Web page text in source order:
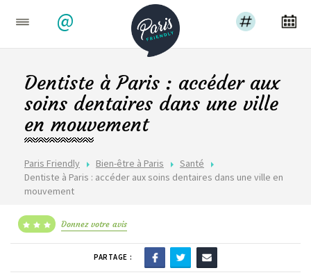
@
Paris Friendly Bien-être à Paris
Santé
Dentiste à Paris : accéder aux soins dentaires dans une ville en
mouvement
Dentiste à Paris : accéder aux
soins dentaires dans une ville
en mouvement
Donnez votre avis
PARTAGE :